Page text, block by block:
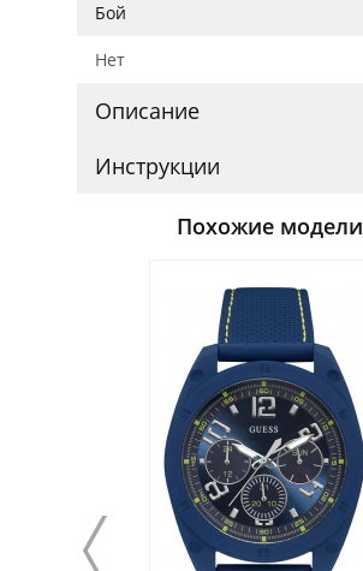
Бой
Нет
Описание
Инструкции
Похожие модели